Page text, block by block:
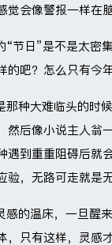
觉会像警报一样在
“节日”是不是太
的吧？怎么只有今
那种大难临头的时
然后像小说主人翁
遇到重重阻碍后就
验，无路可走就是
感的温床，一旦醒
，只有这样，灵感